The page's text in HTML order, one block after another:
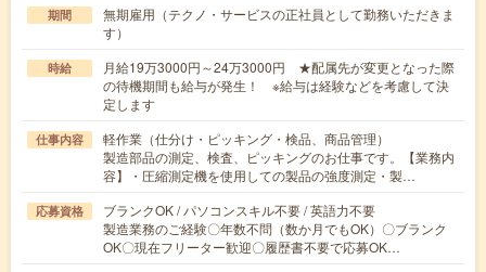
期間
無期雇用（テクノ・サービスの正社員として勤務いただきま
す）
時給
月給19万3000円～24万3000円 ★配属先が変更となった際
の待機期間も給与が発生！ ※給与は経験などを考慮して決
定します
仕事内容
軽作業（仕分け・ピッキング・検品、商品管理）
製造部品の測定、検査、ピッキングのお仕事です。【業務内
容】・圧縮測定機を使用しての製品の強度測定・製…
応募資格
ブランクOK / パソコンスキル不要 / 英語力不要
製造業務のご経験〇年数不問（数か月でもOK）〇ブランク
OK〇現在フリーター歓迎〇履歴書不要で応募OK…